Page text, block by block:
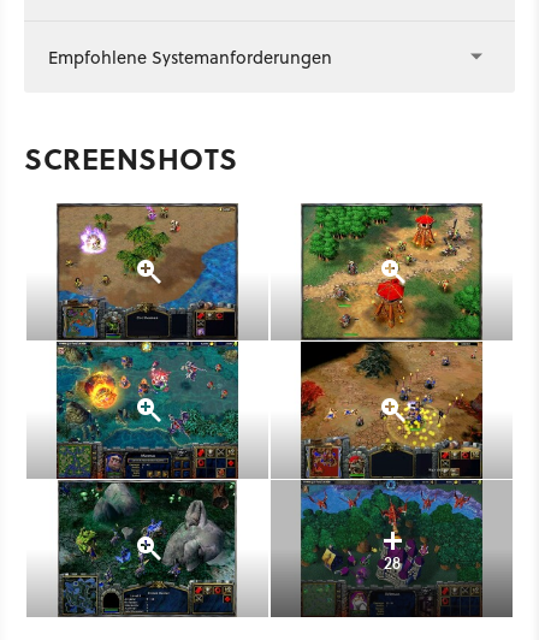
Empfohlene Systemanforderungen
SCREENSHOTS
28